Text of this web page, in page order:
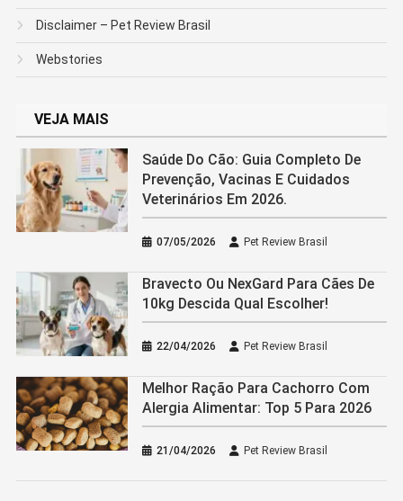
Disclaimer – Pet Review Brasil
Webstories
VEJA MAIS
Saúde Do Cão: Guia Completo De
Prevenção, Vacinas E Cuidados
Veterinários Em 2026.
07/05/2026 Pet Review Brasil
Bravecto Ou NexGard Para Cães De
10kg Descida Qual Escolher!
22/04/2026 Pet Review Brasil
Melhor Ração Para Cachorro Com
Alergia Alimentar: Top 5 Para 2026
21/04/2026 Pet Review Brasil